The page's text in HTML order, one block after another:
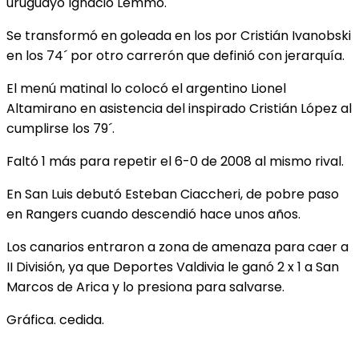
Se transformó en goleada en los por Cristián Ivanobski
en los 74´ por otro carrerón que definió con jerarquía.
El menú matinal lo colocó el argentino Lionel
Altamirano en asistencia del inspirado Cristián López al
cumplirse los 79´.
Faltó 1 más para repetir el 6-0 de 2008 al mismo rival.
En San Luis debutó Esteban Ciaccheri, de pobre paso
en Rangers cuando descendió hace unos años.
Los canarios entraron a zona de amenaza para caer a
II División, ya que Deportes Valdivia le ganó 2 x 1 a San
Marcos de Arica y lo presiona para salvarse.
Gráfica. cedida.